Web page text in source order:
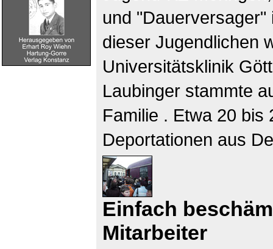
und
dieser Jugendlichen
Universitätsklinik
Laubinger stammte
Familie . Etwa 20 bis
Deportationen aus
Einfach
Mitarbeiter